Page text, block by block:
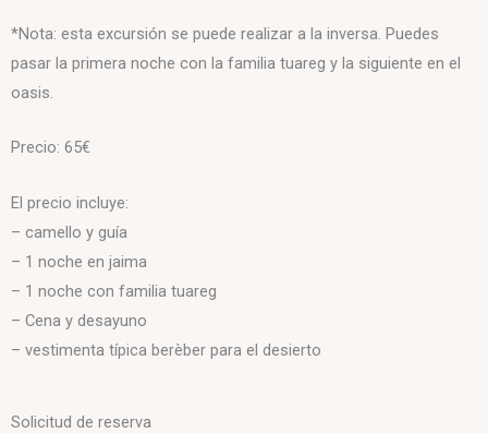
*Nota: esta excursión se puede realizar a la inversa. Puedes
pasar la primera noche con la familia tuareg y la siguiente en el
oasis.
Precio: 65€
El precio incluye:
– camello y guía
– 1 noche en jaima
– 1 noche con familia tuareg
– Cena y desayuno
– vestimenta típica berèber para el desierto
Solicitud de reserva